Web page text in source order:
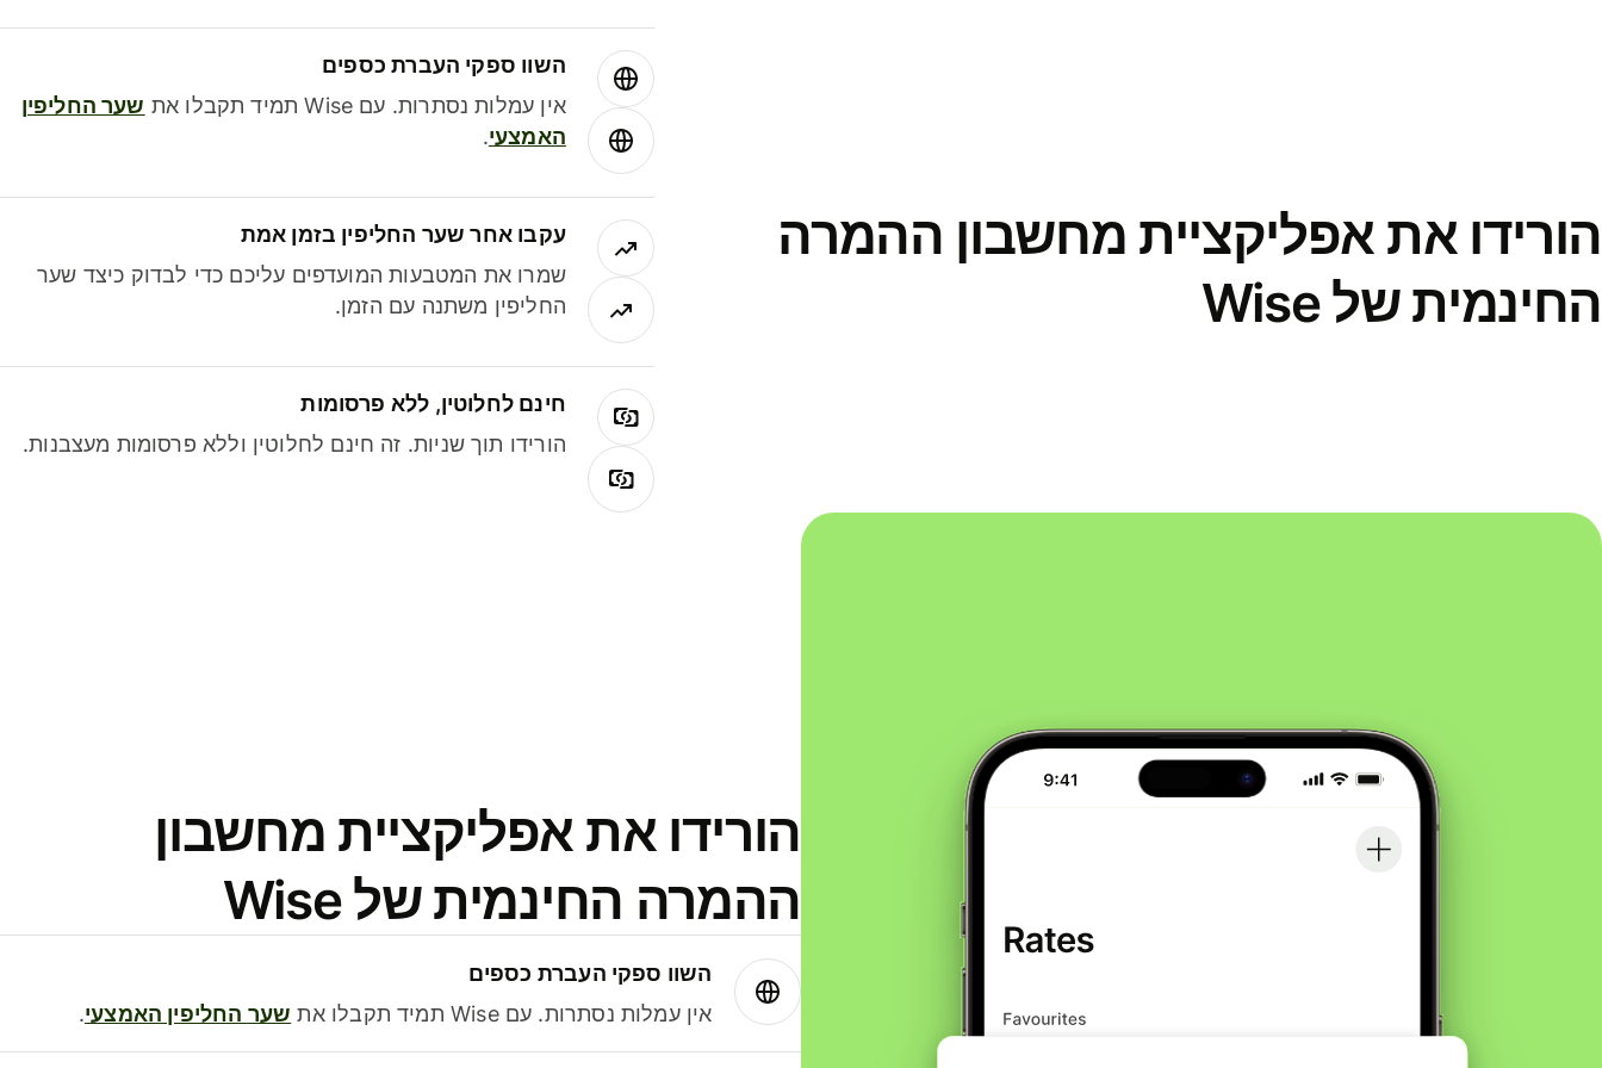
הורידו את אפליקציית מחשבון ההמרה
החינמית של Wise
השוו ספקי העברת כספים
אין עמלות נסתרות. עם Wise תמיד תקבלו את
שער החליפין
האמצעי.
עקבו אחר שער החליפין בזמן אמת
שמרו את המטבעות המועדפים עליכם כדי לבדוק כיצד שער
החליפין משתנה עם הזמן.
חינם לחלוטין, ללא פרסומות
הורידו תוך שניות. זה חינם לחלוטין וללא פרסומות מעצבנות.
הורידו את אפליקציית מחשבון
ההמרה החינמית של Wise
השוו ספקי העברת כספים
אין עמלות נסתרות. עם Wise תמיד תקבלו את
שער החליפין האמצעי.